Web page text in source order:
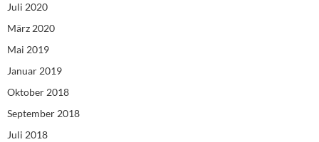
Juli 2020
März 2020
Mai 2019
Januar 2019
Oktober 2018
September 2018
Juli 2018